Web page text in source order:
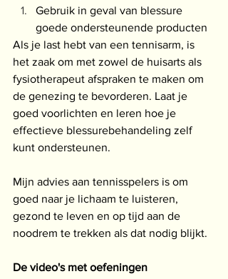
Gebruik in geval van blessure
goede ondersteunende producten
Als je last hebt van een tennisarm, is
het zaak om met zowel de huisarts als
fysiotherapeut afspraken te maken om
de genezing te bevorderen. Laat je
goed voorlichten en leren hoe je
effectieve blessurebehandeling zelf
kunt ondersteunen.
Mijn advies aan tennisspelers is om
goed naar je lichaam te luisteren,
gezond te leven en op tijd aan de
noodrem te trekken als dat nodig blijkt.
De video's met oefeningen